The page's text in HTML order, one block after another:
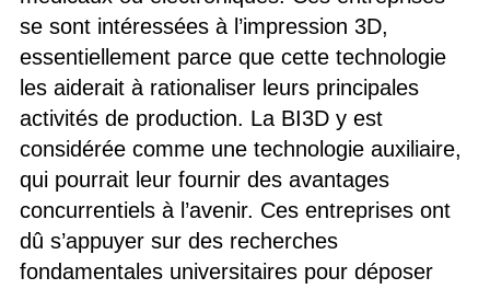
se sont intéressées à l’impression 3D,
essentiellement parce que cette technologie
les aiderait à rationaliser leurs principales
activités de production. La BI3D y est
considérée comme une technologie auxiliaire,
qui pourrait leur fournir des avantages
concurrentiels à l’avenir. Ces entreprises ont
dû s’appuyer sur des recherches
fondamentales universitaires pour déposer